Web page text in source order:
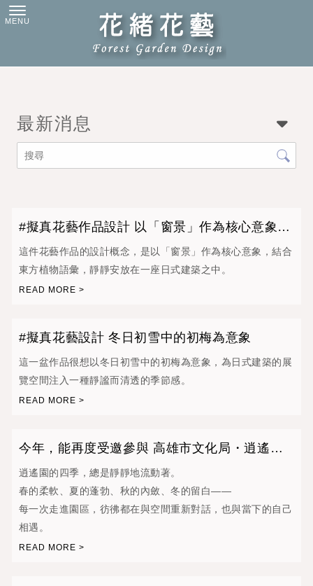
最新消息
#擬真花藝作品設計 以「窗景」作為核心意象，
結合東方植物語彙
這件花藝作品的設計概念，是以「窗景」作為核心意象，結合
東方植物語彙，靜靜安放在一座日式建築之中。
#擬真花藝設計 冬日初雪中的初梅為意象
這一盆作品很想以冬日初雪中的初梅為意象，為日式建築的展
覽空間注入一種靜謐而清透的季節感。
今年，能再度受邀參與 高雄市文化局・逍遙園
「四季」日式花藝佈置
逍遙園的四季，總是靜靜地流動著。
春的柔軟、夏的蓬勃、秋的內斂、冬的留白——
每一次走進園區，彷彿都在與空間重新對話，也與當下的自己
相遇。